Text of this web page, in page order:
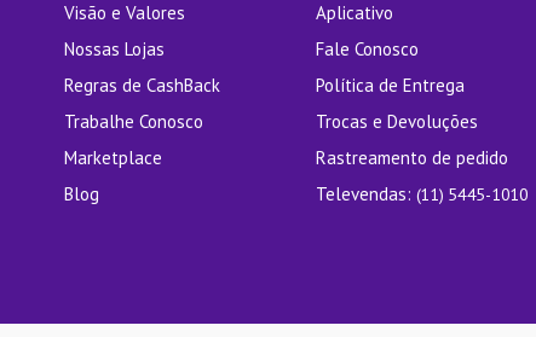
Visão e Valores
Nossas Lojas
Regras de CashBack
Trabalhe Conosco
Marketplace
Blog
Aplicativo
Fale Conosco
Política de Entrega
Trocas e Devoluções
Rastreamento de pedido
Televendas: (11) 5445-1010